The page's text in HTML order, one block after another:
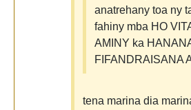
anatrehany toa ny
fahiny mba HO
AMINY ka
FIFANDRAISANA
tena marina dia